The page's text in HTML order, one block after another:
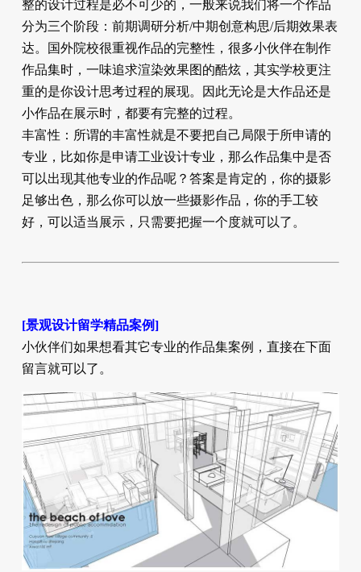
整的设计过程是必不可少的，一般来说我们将一个作品
分为三个阶段：前期调研分析/中期创意构思/后期效果表
达。国外院校很重视作品的完整性，很多小伙伴在制作
作品集时，一味追求渲染效果图的酷炫，其实学校更注
重的是你设计思考过程的展现。因此无论是大作品还是
小作品在展示时，都要有完整的过程。
丰富性：所谓的丰富性就是不要把自己局限于所申请的
专业，比如你是申请工业设计专业，那么作品集中是否
可以出现其他专业的作品呢？答案是肯定的，你的摄影
足够出色，那么你可以放一些摄影作品，你的手工较
好，可以适当展示，只需要把握一个度就可以了。
[景观设计留学精品案例]
小伙伴们如果想看其它专业的作品集案例，直接在下面
留言就可以了。